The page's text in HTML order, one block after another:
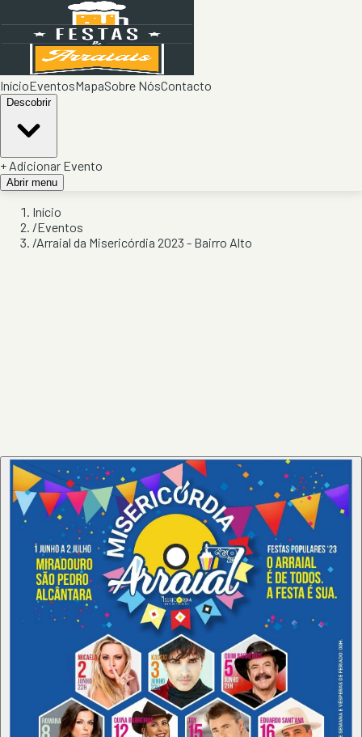
InícioEventosMapaSobre NósContacto
Descobrir
+ Adicionar Evento
Abrir menu
Início
/Eventos
/Arraial da Misericórdia 2023 - Bairro Alto